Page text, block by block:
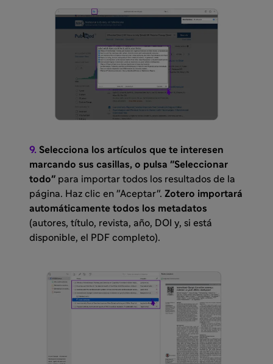
9. Selecciona los artículos que te interesen
marcando sus casillas, o pulsa "Seleccionar
todo" para importar todos los resultados de la
página. Haz clic en "Aceptar". Zotero importará
automáticamente todos los metadatos
(autores, título, revista, año, DOI y, si está
disponible, el PDF completo).